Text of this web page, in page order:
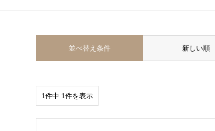
並べ替え条件 新しい順
1件中 1件を表示